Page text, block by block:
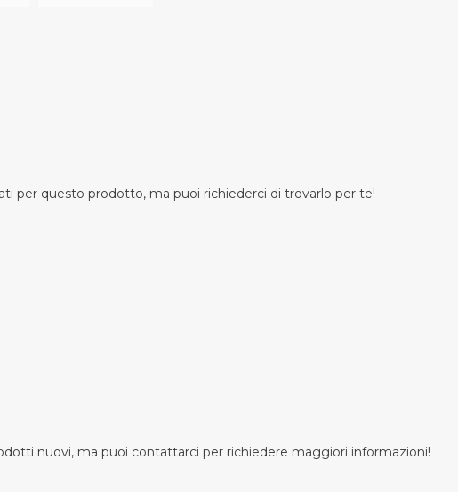
per questo prodotto, ma puoi richiederci di trovarlo per te!
nuovi, ma puoi contattarci per richiedere maggiori informazioni!